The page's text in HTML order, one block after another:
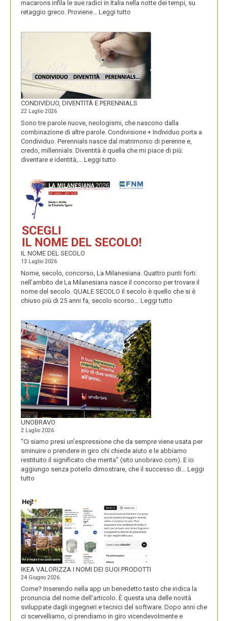
macarons infila le sue radici in Italia nella notte dei tempi, su
retaggio greco. Proviene… Leggi tutto
CONDIVIDUO, DIVENTITÀ E PERENNIALS
22 Luglio 2026
Sono tre parole nuove, neologismi, che nascono dalla
combinazione di altre parole. Condivisione + Individuo porta a
Condividuo. Perennials nasce dal matrimonio di perenne e,
credo, millennials. Diventità è quella che mi piace di più:
diventare e identità,… Leggi tutto
E
IL NOME DEL SECOLO
13 Luglio 2026
Nome, secolo, concorso, La Milanesiana. Quattro punti forti:
nell’ambito de La Milanesiana nasce il concorso per trovare il
nome del secolo. QUALE SECOLO Il secolo è quello che si è
chiuso più di 25 anni fa, secolo scorso… Leggi tutto
UNOBRAVO
2 Luglio 2026
“Ci siamo presi un’espressione che da sempre viene usata per
sminuire o prendere in giro chi chiede aiuto e le abbiamo
restituito il significato che merita” (sito unobravo.com). E io
aggiungo senza poterlo dimostrare, che il successo di… Leggi
tutto
IKEA VALORIZZA I NOMI DEI SUOI PRODOTTI
24 Giugno 2026
Come? Inserendo nella app un benedetto tasto che indica la
pronuncia del nome dell’articolo. È questa una delle novità
sviluppate dagli ingegneri e tecnici del software. Dopo anni che
ci scervelliamo, ci prendiamo in giro vicendevolmente e